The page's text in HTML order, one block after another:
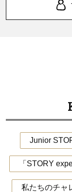
Junior
「STORY
私たちのチャ